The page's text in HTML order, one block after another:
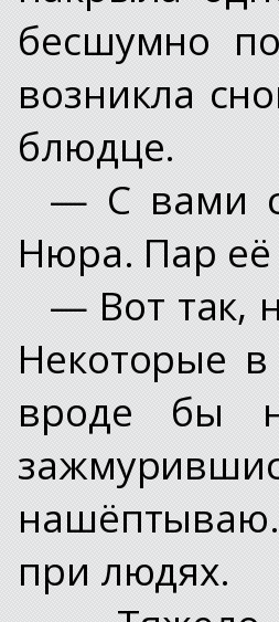
бесшумно
возникла
блюдце.
— С вами
Нюра. Пар её
— Вот так,
Некоторые
вроде бы
при людях.